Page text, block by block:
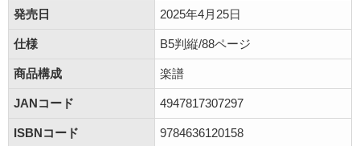
発売日 2025年4月25日
仕様 B5判縦/88ページ
商品構成 楽譜
JANコード 4947817307297
ISBNコード 9784636120158